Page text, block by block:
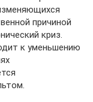
причиной
криз.
к уменьшению